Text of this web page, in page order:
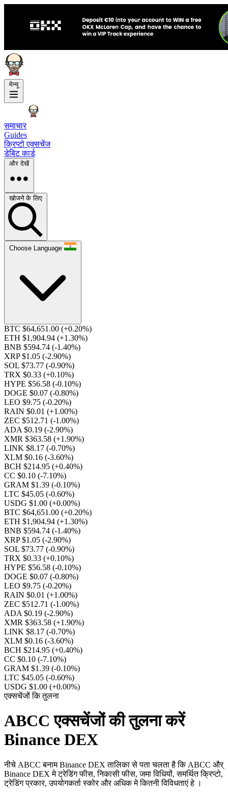
मेन्यू
समाचार
Guides
क्रिप्टो एक्सचेंज
डेबिट कार्ड
और देखें
खोजने के लिए
Choose Language
BTC $64,651.00 (+0.20%)
ETH $1,904.94 (+1.30%)
BNB $594.74 (-1.40%)
XRP $1.05 (-2.90%)
SOL $73.77 (-0.90%)
TRX $0.33 (+0.10%)
HYPE $56.58 (-0.10%)
DOGE $0.07 (-0.80%)
LEO $9.75 (-0.20%)
RAIN $0.01 (+1.00%)
ZEC $512.71 (-1.00%)
ADA $0.19 (-2.90%)
XMR $363.58 (+1.90%)
LINK $8.17 (-0.70%)
XLM $0.16 (-3.60%)
BCH $214.95 (+0.40%)
CC $0.10 (-7.10%)
GRAM $1.39 (-0.10%)
LTC $45.05 (-0.60%)
USDG $1.00 (+0.00%)
BTC $64,651.00 (+0.20%)
ETH $1,904.94 (+1.30%)
BNB $594.74 (-1.40%)
XRP $1.05 (-2.90%)
SOL $73.77 (-0.90%)
TRX $0.33 (+0.10%)
HYPE $56.58 (-0.10%)
DOGE $0.07 (-0.80%)
LEO $9.75 (-0.20%)
RAIN $0.01 (+1.00%)
ZEC $512.71 (-1.00%)
ADA $0.19 (-2.90%)
XMR $363.58 (+1.90%)
LINK $8.17 (-0.70%)
XLM $0.16 (-3.60%)
BCH $214.95 (+0.40%)
CC $0.10 (-7.10%)
GRAM $1.39 (-0.10%)
LTC $45.05 (-0.60%)
USDG $1.00 (+0.00%)
एक्सचेंजों कि तुलना
ABCC एक्सचेंजों की तुलना करें
Binance DEX
नीचे ABCC बनाम Binance DEX तालिका से पता चलता है कि ABCC और्
Binance DEX मे ट्रेडिंग फीस, निकासी फीस, जमा विधियों, समर्थित क्रिप्टो,
ट्रेडिंग प्रकार, उपयोगकर्ता स्कोर और अधिक मे कितनी विविधताएं हे ।